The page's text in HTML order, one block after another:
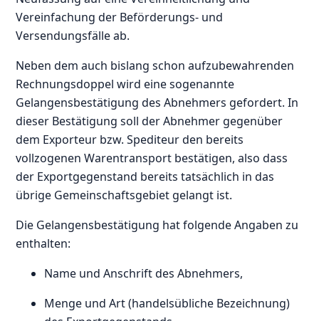
Vereinfachung der Beförderungs- und
Versendungsfälle ab.
Neben dem auch bislang schon aufzubewahrenden
Rechnungsdoppel wird eine sogenannte
Gelangensbestätigung des Abnehmers gefordert. In
dieser Bestätigung soll der Abnehmer gegenüber
dem Exporteur bzw. Spediteur den bereits
vollzogenen Warentransport bestätigen, also dass
der Exportgegenstand bereits tatsächlich in das
übrige Gemeinschaftsgebiet gelangt ist.
Die Gelangensbestätigung hat folgende Angaben zu
enthalten:
Name und Anschrift des Abnehmers,
Menge und Art (handelsübliche Bezeichnung)